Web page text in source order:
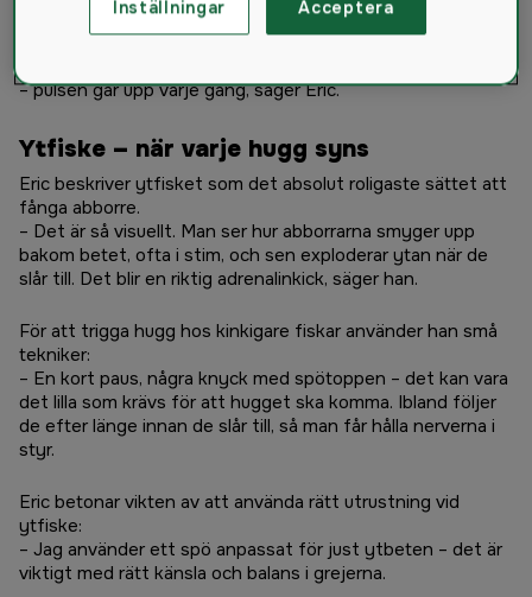
– Det har varit ett riktigt bra år hittills! Jag har lagt mycket
fokus på lätt utrustning och framför allt ytfiske. Det är
– pulsen går upp varje gång, säger Eric.
Ytfiske – när varje hugg syns
Eric beskriver ytfisket som det absolut roligaste sättet att
fånga abborre.
– Det är så visuellt. Man ser hur abborrarna smyger upp
bakom betet, ofta i stim, och sen exploderar ytan när de
slår till. Det blir en riktig adrenalinkick, säger han.
För att trigga hugg hos kinkigare fiskar använder han små
tekniker:
– En kort paus, några knyck med spötoppen – det kan vara
det lilla som krävs för att hugget ska komma. Ibland följer
de efter länge innan de slår till, så man får hålla nerverna i
styr.
Eric betonar vikten av att använda rätt utrustning vid
ytfiske:
– Jag använder ett spö anpassat för just ytbeten – det är
viktigt med rätt känsla och balans i grejerna.
Inställningar Acceptera